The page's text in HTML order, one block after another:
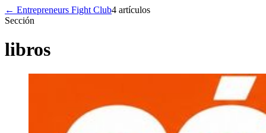
← Entrepreneurs Fight Club4 artículos
Sección
libros